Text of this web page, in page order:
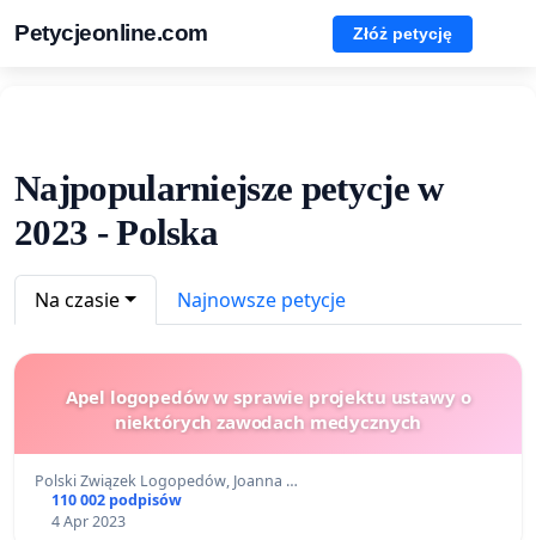
Petycjeonline.com Złóż petycję
Najpopularniejsze petycje w
2023 - Polska
Na czasie Najnowsze petycje
Apel logopedów w sprawie projektu ustawy o
niektórych zawodach medycznych
Polski Związek Logopedów, Joanna …
110 002 podpisów
4 Apr 2023